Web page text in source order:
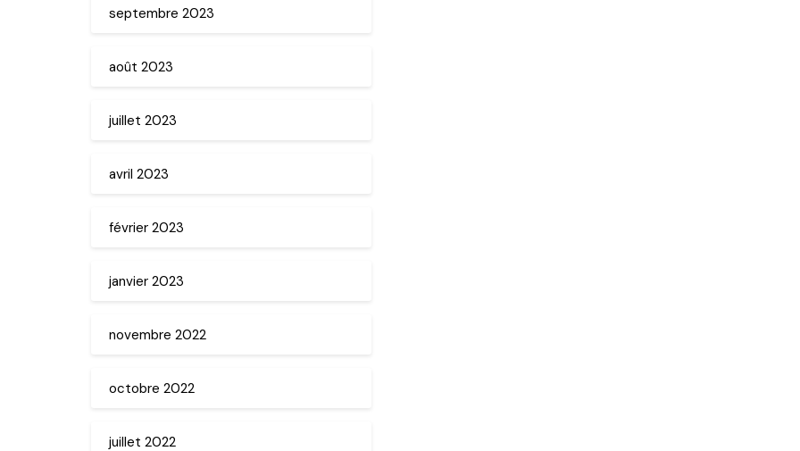
septembre 2023
août 2023
juillet 2023
avril 2023
février 2023
janvier 2023
novembre 2022
octobre 2022
juillet 2022